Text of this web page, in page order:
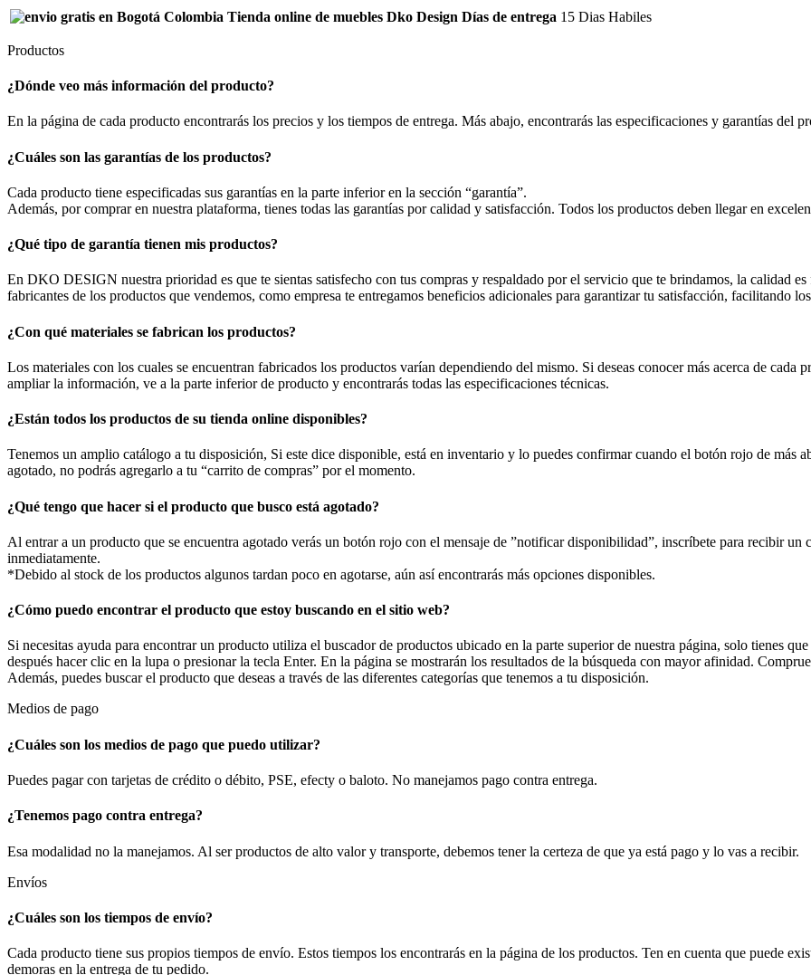
Días de entrega 15 Dias Habiles
Productos
¿Dónde veo más información del producto?
En la página de cada producto encontrarás los precios y los tiempos de entrega. Más abajo, encontrarás las especificaciones y garantías del
¿Cuáles son las garantías de los productos?
Cada producto tiene especificadas sus garantías en la parte inferior en la sección “garantía”.
Además, por comprar en nuestra plataforma, tienes todas las garantías por calidad y satisfacción. Todos los productos deben llegar en
¿Qué tipo de garantía tienen mis productos?
En DKO DESIGN nuestra prioridad es que te sientas satisfecho con tus compras y respaldado por el servicio que te brindamos, la calidad
fabricantes de los productos que vendemos, como empresa te entregamos beneficios adicionales para garantizar tu satisfacción, facilitando
¿Con qué materiales se fabrican los productos?
Los materiales con los cuales se encuentran fabricados los productos varían dependiendo del mismo. Si deseas conocer más acerca de cada
ampliar la información, ve a la parte inferior de producto y encontrarás todas las especificaciones técnicas.
¿Están todos los productos de su tienda online disponibles?
Tenemos un amplio catálogo a tu disposición, Si este dice disponible, está en inventario y lo puedes confirmar cuando el botón rojo de más
agotado, no podrás agregarlo a tu “carrito de compras” por el momento.
¿Qué tengo que hacer si el producto que busco está agotado?
Al entrar a un producto que se encuentra agotado verás un botón rojo con el mensaje de ”notificar disponibilidad”, inscríbete para recibir un
inmediatamente.
*Debido al stock de los productos algunos tardan poco en agotarse, aún así encontrarás más opciones disponibles.
¿Cómo puedo encontrar el producto que estoy buscando en el sitio web?
Si necesitas ayuda para encontrar un producto utiliza el buscador de productos ubicado en la parte superior de nuestra página, solo tienes
después hacer clic en la lupa o presionar la tecla Enter. En la página se mostrarán los resultados de la búsqueda con mayor afinidad.
Además, puedes buscar el producto que deseas a través de las diferentes categorías que tenemos a tu disposición.
Medios de pago
¿Cuáles son los medios de pago que puedo utilizar?
Puedes pagar con tarjetas de crédito o débito, PSE, efecty o baloto. No manejamos pago contra entrega.
¿Tenemos pago contra entrega?
Esa modalidad no la manejamos. Al ser productos de alto valor y transporte, debemos tener la certeza de que ya está pago y lo vas a recibir.
Envíos
¿Cuáles son los tiempos de envío?
Cada producto tiene sus propios tiempos de envío. Estos tiempos los encontrarás en la página de los productos. Ten en cuenta que puede
demoras en la entrega de tu pedido.